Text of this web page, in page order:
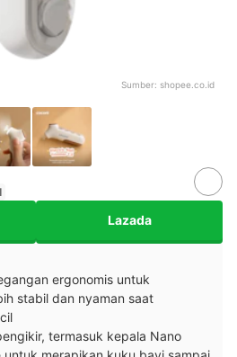
Sumber: shopee.co.id
Lazada
ergonomis untuk
stabil dan nyaman saat
termasuk kepala Nano